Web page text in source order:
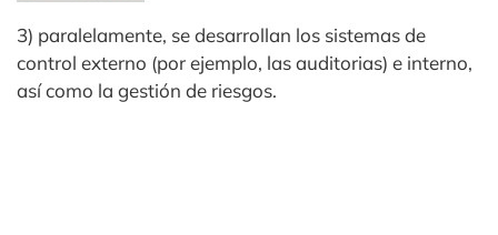
3) paralelamente, se desarrollan los sistemas de
control externo (por ejemplo, las auditorias) e interno,
así como la gestión de riesgos.